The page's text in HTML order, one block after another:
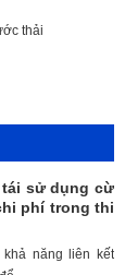
thải
tái sử dụng cừ
phí trong thi
năng liên kết